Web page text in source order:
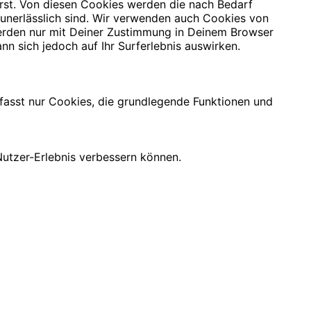
Von diesen Cookies werden die nach Bedarf
sind. Wir verwenden auch Cookies von
nur mit Deiner Zustimmung in Deinem Browser
sich jedoch auf Ihr Surferlebnis auswirken.
nur Cookies, die grundlegende Funktionen und
Erlebnis verbessern können.